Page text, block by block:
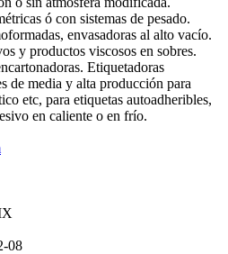
ó con sistemas de pesado.
envasadoras al alto vacío.
y productos viscosos en sobres.
Etiquetadoras
de media y alta producción para
etc, para etiquetas autoadheribles,
en caliente o en frío.
08